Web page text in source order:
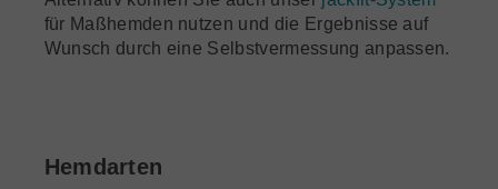
für Maßhemden nutzen und die Ergebnisse auf
Wunsch durch eine Selbstvermessung anpassen.
Hemdarten